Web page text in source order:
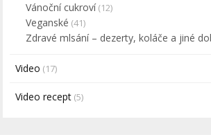
Vánoční cukroví(12)
Veganské (41)
Zdravé mlsání – dezerty, koláče a jiné
Video (17)
Video recept (5)